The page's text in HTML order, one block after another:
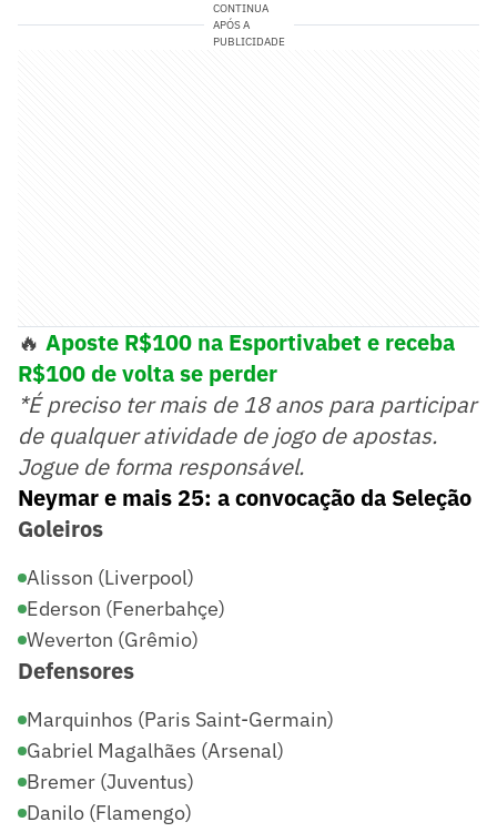
CONTINUA
APÓS A
PUBLICIDADE
🔥 Aposte R$100 na Esportivabet e receba
R$100 de volta se perder
*É preciso ter mais de 18 anos para participar
de qualquer atividade de jogo de apostas.
Jogue de forma responsável.
Neymar e mais 25: a convocação da Seleção
Goleiros
Alisson (Liverpool)
Ederson (Fenerbahçe)
Weverton (Grêmio)
Defensores
Marquinhos (Paris Saint-Germain)
Gabriel Magalhães (Arsenal)
Bremer (Juventus)
Danilo (Flamengo)